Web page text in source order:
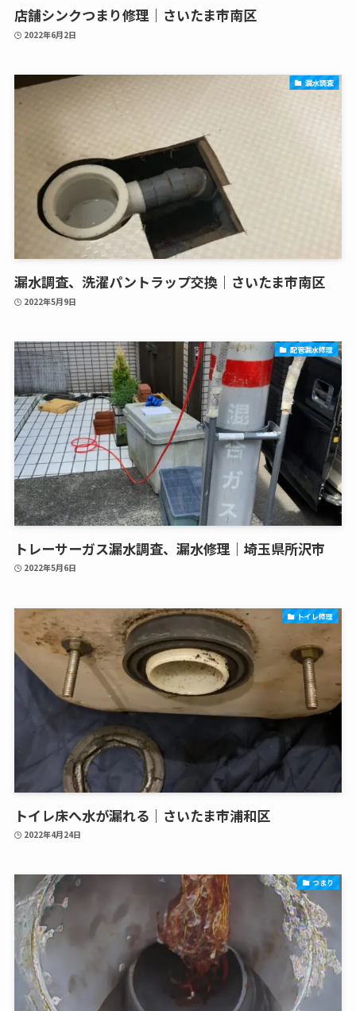
店舗シンクつまり修理｜さいたま市南区
2022年6月2日
漏水調査
漏水調査、洗濯パントラップ交換｜さいたま市南区
2022年5月9日
配管漏水修理
トレーサーガス漏水調査、漏水修理｜埼玉県所沢市
2022年5月6日
トイレ修理
トイレ床へ水が漏れる｜さいたま市浦和区
2022年4月24日
つまり